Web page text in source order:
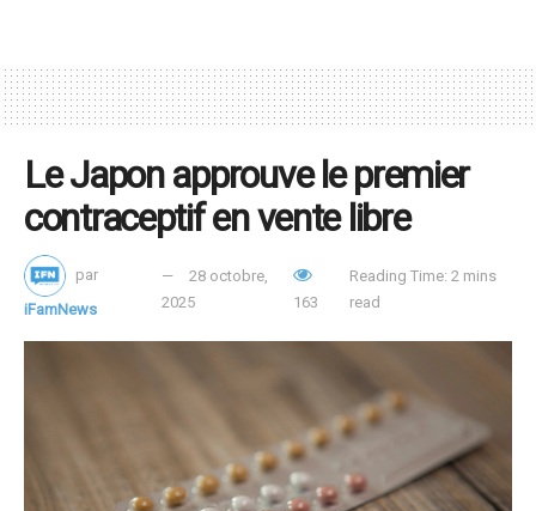
Tags: immigration
Le Japon approuve le premier
contraceptif en vente libre
par
iFamNews
28 octobre,
2025
163
Reading Time: 2 mins
read